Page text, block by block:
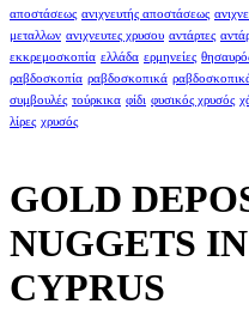
αποστάσεως ανιχνευτής αποστάσεως
μεταλλων ανιχνευτες χρυσου αντάρτες
εκκρεμοσκοπία ελλάδα ερμηνείες
ραβδοσκοπία ραβδοσκοπικά
συμβουλές τούρκικα φίδι φυσικός χρυσός
λίρες χρυσός
GOLD
NUGGETS
CYPRUS